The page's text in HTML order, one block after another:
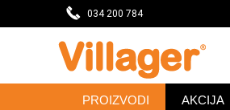
034 200 784
PROIZVODI AKCIJA